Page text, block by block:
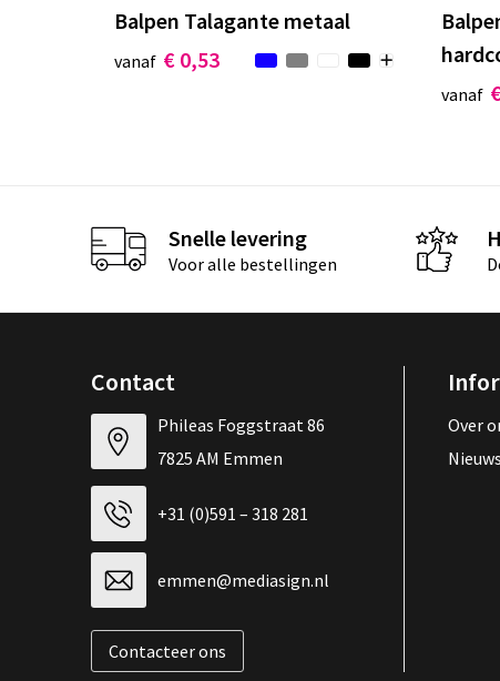
Balpen Talagante metaal
vanaf € 0,53
vanaf
Snelle levering
Voor alle bestellingen
Contact
Phileas Foggstraat 86
7825 AM Emmen
+31 (0)591 – 318 281
emmen@mediasign.nl
Contacteer ons
Over